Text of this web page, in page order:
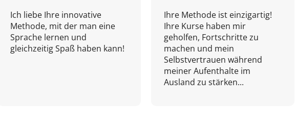
Ich liebe Ihre innovative
Methode, mit der man eine
Sprache lernen und
gleichzeitig Spaß haben kann!
Ihre Methode ist einzigartig!
Ihre Kurse haben mir
geholfen, Fortschritte zu
machen und mein
Selbstvertrauen während
meiner Aufenthalte im
Ausland zu stärken...